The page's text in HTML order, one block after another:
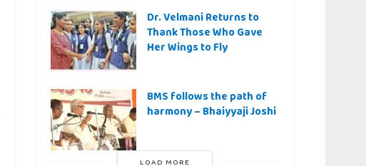
Dr. Velmani Returns to
Thank Those Who Gave
Her Wings to Fly
BMS follows the path of
harmony – Bhaiyyaji Joshi
LOAD MORE